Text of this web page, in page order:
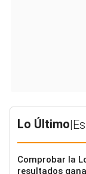
Lo Último|
Comprobar la
resultados